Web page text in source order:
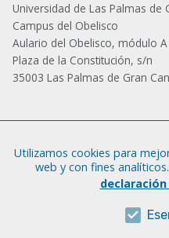
Universidad de Las Palmas de
Campus del Obelisco
Aulario del Obelisco, módulo A
Plaza de la Constitución, s/n
35003 Las Palmas de Gran
Tfno.: +34 928 452 771 / 452
Fax: +34 928 451 701
Utilizamos cookies para
web y con fines